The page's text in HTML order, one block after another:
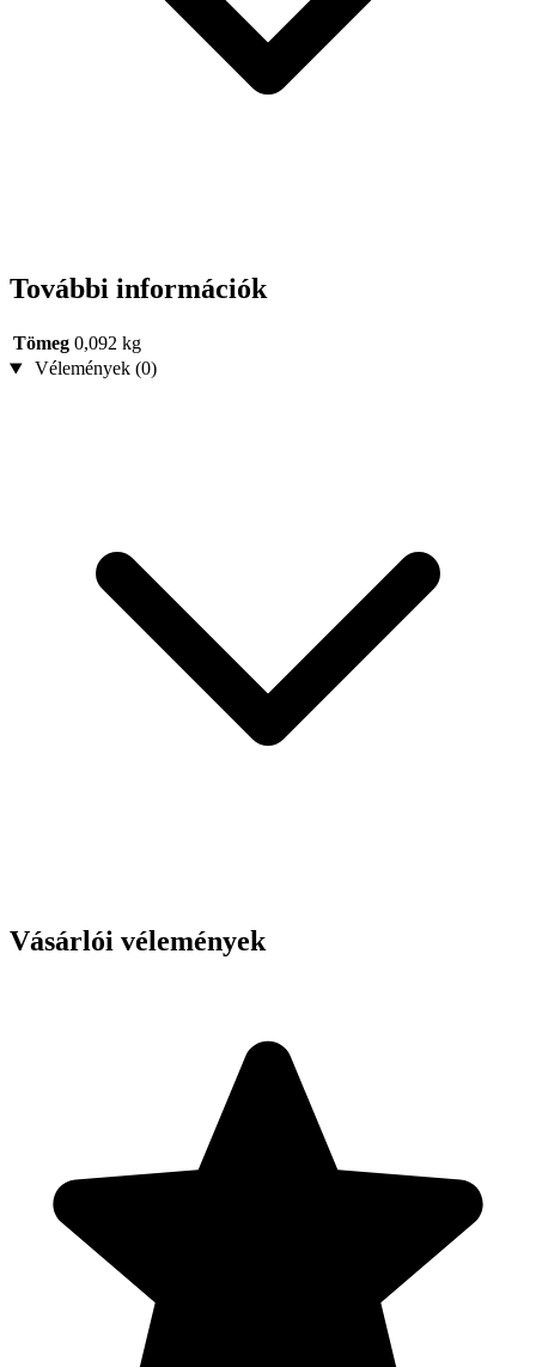
További információk
Tömeg 0,092 kg
Vélemények (0)
Vásárlói vélemények